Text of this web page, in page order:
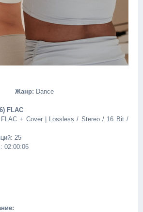
Жанр: Dance
FLAC
FLAC + Cover | Lossless / Stereo / 16 Bit /
25
02:00:06